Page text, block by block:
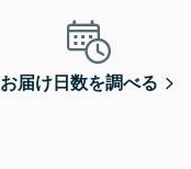
お届け日数を調べる